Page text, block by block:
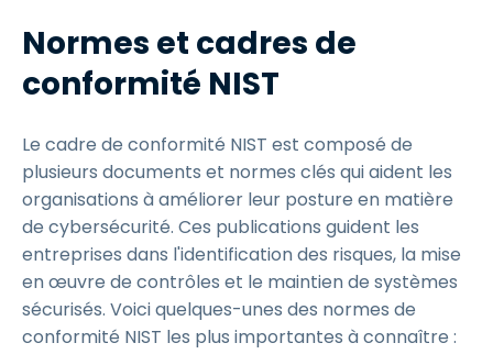
Normes et cadres de
conformité NIST
Le cadre de conformité NIST est composé de
plusieurs documents et normes clés qui aident les
organisations à améliorer leur posture en matière
de cybersécurité. Ces publications guident les
entreprises dans l'identification des risques, la mise
en œuvre de contrôles et le maintien de systèmes
sécurisés. Voici quelques-unes des normes de
conformité NIST les plus importantes à connaître :